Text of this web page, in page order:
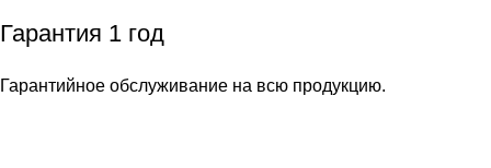
Гарантия 1 год
Гарантийное обслуживание на всю продукцию.